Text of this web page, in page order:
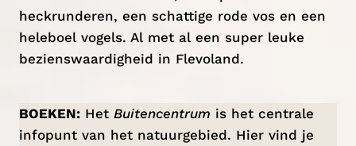
heckrunderen, een schattige rode vos en een
heleboel vogels. Al met al een super leuke
bezienswaardigheid in Flevoland.
BOEKEN:Het Buitencentrum is het centrale
infopunt van het natuurgebied. Hier vind je